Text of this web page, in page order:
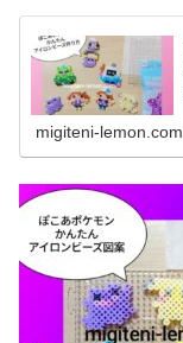
migiteni-lemon.com